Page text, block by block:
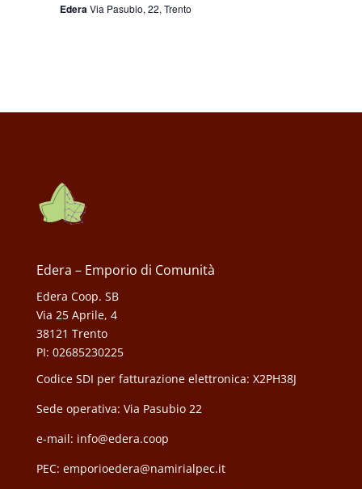
EderaVia Pasubio, 22, Trento
Edera – Emporio di Comunità
Edera Coop. SB
Via 25 Aprile, 4
38121 Trento
PI: 02685230225
Codice SDI per fatturazione elettronica: X2PH38J
Sede operativa: Via Pasubio 22
e-mail: info@edera.coop
PEC: emporioedera@namirialpec.it